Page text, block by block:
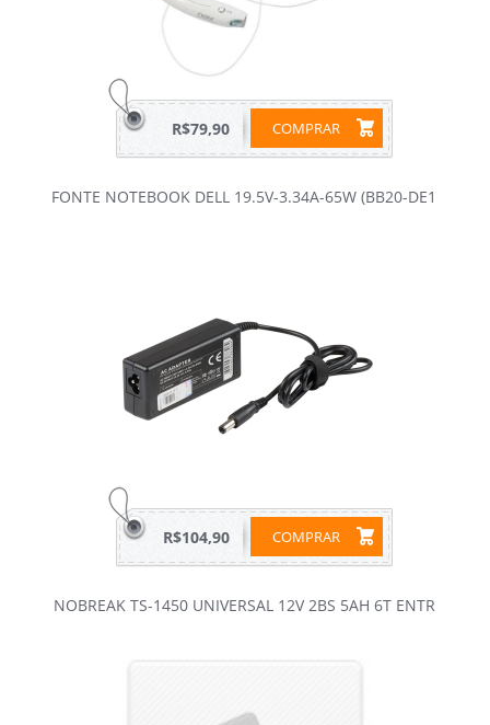
COMPRAR
R$79,90
FONTE NOTEBOOK DELL 19.5V-3.34A-65W (BB20-DE1
COMPRAR
R$104,90
NOBREAK TS-1450 UNIVERSAL 12V 2BS 5AH 6T ENTR